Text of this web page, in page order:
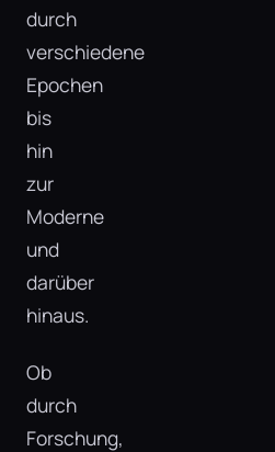
durch
verschiedene
Epochen
bis
hin
zur
Moderne
und
darüber
hinaus.
Ob
durch
Forschung,